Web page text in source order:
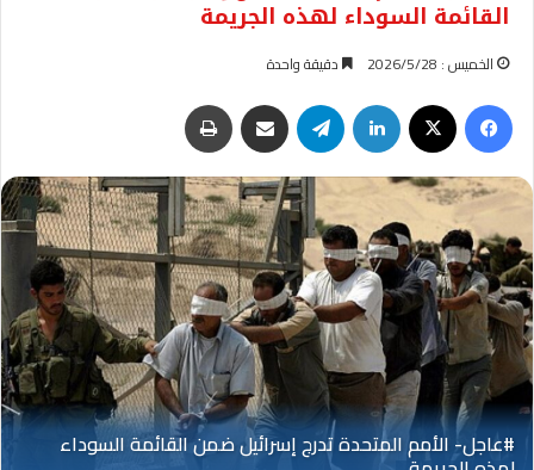
القائمة السوداء لهذه الجريمة
الخميس : 2026/5/28 دقيقة واحدة
فيسبوك لينكدإن تيلقرام مشاركة عبر البريد